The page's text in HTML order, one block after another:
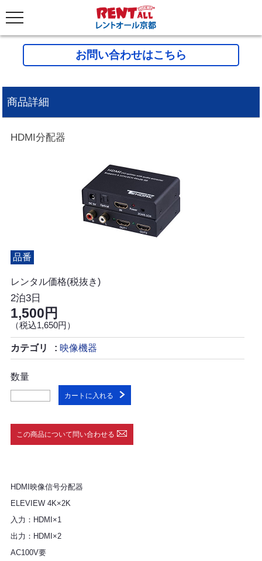
お問い合わせはこちら
商品詳細
HDMI分配器
品番
レンタル価格(税抜き)
2泊3日
1,500円
（税込1,650円）
カテゴリ 映像機器
数量
カートに入れる
この商品について問い合わせる
HDMI映像信号分配器
ELEVIEW 4K×2K
入力：HDMI×1
出力：HDMI×2
AC100V要